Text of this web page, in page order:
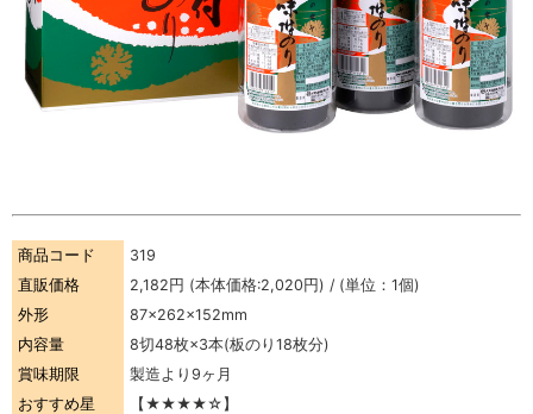
商品コード
319
直販価格
2,182円 (本体価格:2,020円) / (単位：1個)
外形
87×262×152mm
内容量
8切48枚×3本(板のり18枚分)
賞味期限
製造より9ヶ月
おすすめ星
【★★★★☆】